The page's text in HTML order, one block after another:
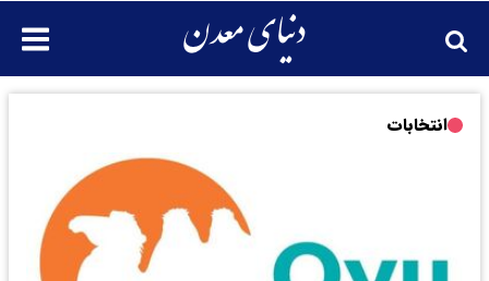
انتخابات